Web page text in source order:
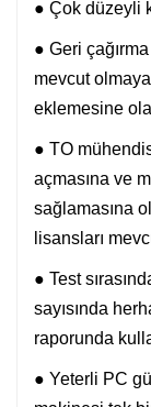
● Çok düzeyli
● Geri
mevcut
eklemesine
● TO
açmasına ve
sağlamasına
lisansları
● Test
sayısında
raporunda
● Yeterli PC